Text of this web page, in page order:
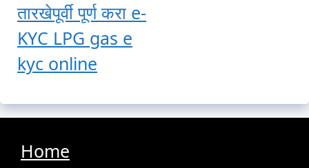
तारखेपूर्वी पूर्ण करा e-
KYC LPG gas e
kyc online
Home